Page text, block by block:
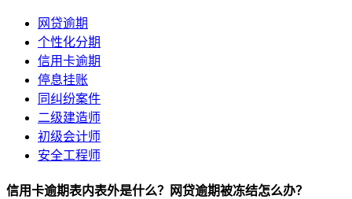
网贷逾期
个性化分期
信用卡逾期
停息挂账
同纠纷案件
二级建造师
初级会计师
安全工程师
信用卡逾期表内表外是什么？网贷逾期被冻结怎么办？